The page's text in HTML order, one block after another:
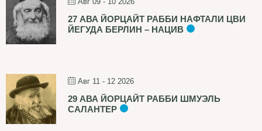
27 АВА ЙОРЦАЙТ РАББИ НАФТАЛИ ЦВИ
ЙЕГУДА БЕРЛИН – НАЦИВ
Авг 11 - 12 2026
29 АВА ЙОРЦАЙТ РАББИ ШМУЭЛЬ
САЛАНТЕР